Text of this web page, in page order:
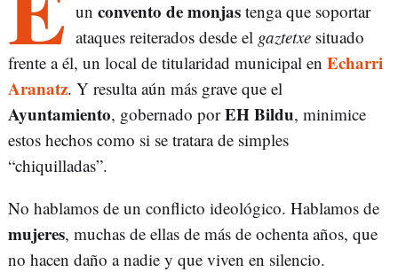
un convento de monjas tenga que soportar
ataques reiterados desde el gaztetxe situado
frente a él, un local de titularidad municipal en Echarri
Aranatz. Y resulta aún más grave que el
Ayuntamiento, gobernado porEH Bildu, minimice
estos hechos como si se tratara de simples
“chiquilladas”.
No hablamos de un conflicto ideológico. Hablamos de
mujeres, muchas de ellas de más de ochenta años, que
no hacen daño a nadie y que viven en silencio.